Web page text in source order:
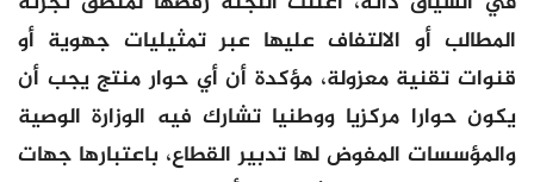
المطالب أو الالتفاف عليها عبر تمثيليات جهوية أو
قنوات تقنية معزولة، مؤكدة أن أي حوار منتج يجب أن
يكون حوارا مركزيا ووطنيا تشارك فيه الوزارة الوصية
والمؤسسات المفوض لها تدبير القطاع، باعتبارها جهات